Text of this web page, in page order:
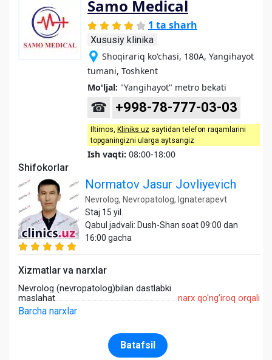
Samo Medical
1 ta sharh
Xususiy klinika
Shoqirariq ko'chasi, 180A, Yangihayot
tumani, Toshkent
Mo'ljal: "Yangihayot" metro bekati
☎ +998-78-777-03-03
Iltimos, Kliniks uz saytidan telefon raqamlarini
topganingizni ularga aytsangiz
Ish vaqti: 08:00-18:00
Shifokorlar
Normatov Jasur Jovliyevich
Nevrolog, Nevropatolog, Ignaterapevt
Staj 15 yil.
Qabul jadvali: Dush-Shan soat 09:00 dan
16:00 gacha
Xizmatlar va narxlar
Nevrolog (nevropatolog)bilan dastlabki
maslahat
narx qo'ng'iroq orqali
Barcha narxlar
Batafsil